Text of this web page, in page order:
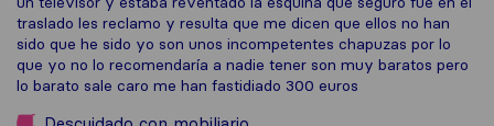
traslado les reclamo y resulta que me dicen que ellos no han
sido que he sido yo son unos incompetentes chapuzas por lo
que yo no lo recomendaría a nadie tener son muy baratos pero
lo barato sale caro me han fastidiado 300 euros